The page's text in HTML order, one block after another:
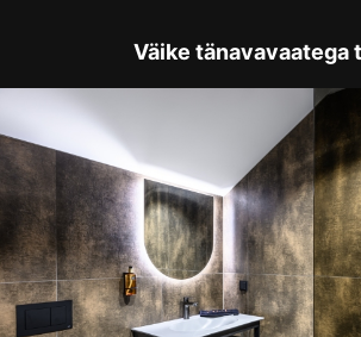
Väike tänavavaatega